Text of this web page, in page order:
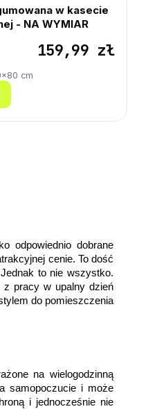
w kasecie
- NA WYMIAR
159,99 zł
cm
odpowiednio dobrane
cenie. To dość
to nie wszystko.
z pracy w upalny dzień
do pomieszczenia
na wielogodzinną
samopoczucie i może
i jednocześnie nie